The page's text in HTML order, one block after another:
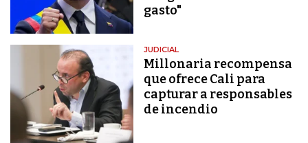
gasto"
JUDICIAL
Millonaria recompensa
que ofrece Cali para
capturar a responsables
de incendio